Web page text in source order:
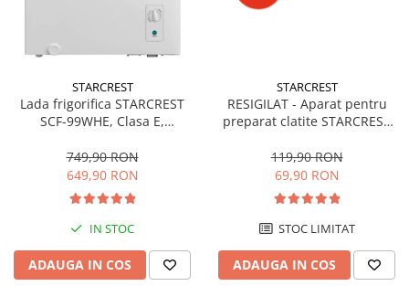
STARCREST
Lada frigorifica STARCREST
SCF-99WHE, Clasa E,
convertibil - functie frigider,
Termostat reglabil, Alb
749,90 RON
649,90 RON
IN STOC
ADAUGA IN COS
STARCREST
RESIGILAT - Aparat pentru
preparat clatite STARCREST
invelis ceramic antiaderent,
30 cm, Inox / Negru
119,90 RON
69,90 RON
STOC LIMITAT
ADAUGA IN COS